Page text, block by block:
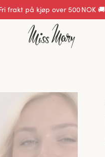
frakt på kjøp over 500 NOK 🚚